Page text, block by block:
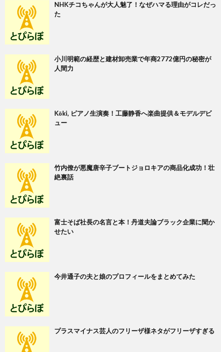
NHKチコちゃんが大人魅了！なぜハマる理由がコレだっ
た
小川明範の経歴と建材卸売業で年商2772億円の秘密が
人間力
Kōki, ピアノ生演奏！工藤静香へ楽曲提供＆モデルデビ
ュー
竹内僚が悪魔唐辛子ブートジョロキアの商品化成功！壮
絶裏話
富士そば社長の名言と本！丹道夫論ブラック企業に聞か
せたい
今井通子の夫と娘のプロフィールをまとめてみた
プラスマイナス芸人のフリーザ様ネタがフリーザすぎる